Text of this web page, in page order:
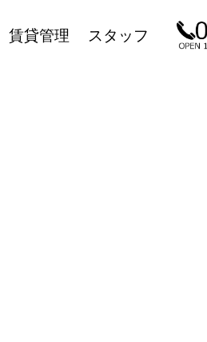
賃貸管理 スタッフ